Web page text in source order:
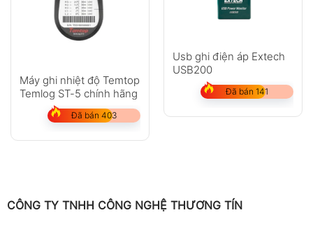
Máy ghi nhiệt độ Temtop
Temlog ST-5 chính hãng
Đã bán 403
Usb ghi điện áp Extech
USB200
Đã bán 141
CÔNG TY TNHH CÔNG NGHỆ THƯƠNG TÍN